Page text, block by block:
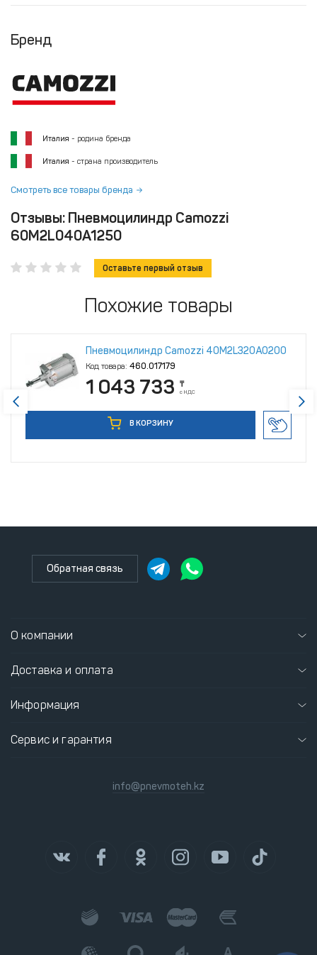
Бренд
Италия - родина бренда
Италия - страна производитель
Смотреть все товары бренда
Отзывы: Пневмоцилиндр Camozzi
60M2L040A1250
Оставьте первый отзыв
Похожие товары
Пневмоцилиндр Camozzi 40M2L320A0200
Код товара: 460.017179
1 043 733 ₸
с НДС
В КОРЗИНУ
Обратная связь
О компании
Доставка и оплата
Информация
Сервис и гарантия
info@pnevmoteh.kz